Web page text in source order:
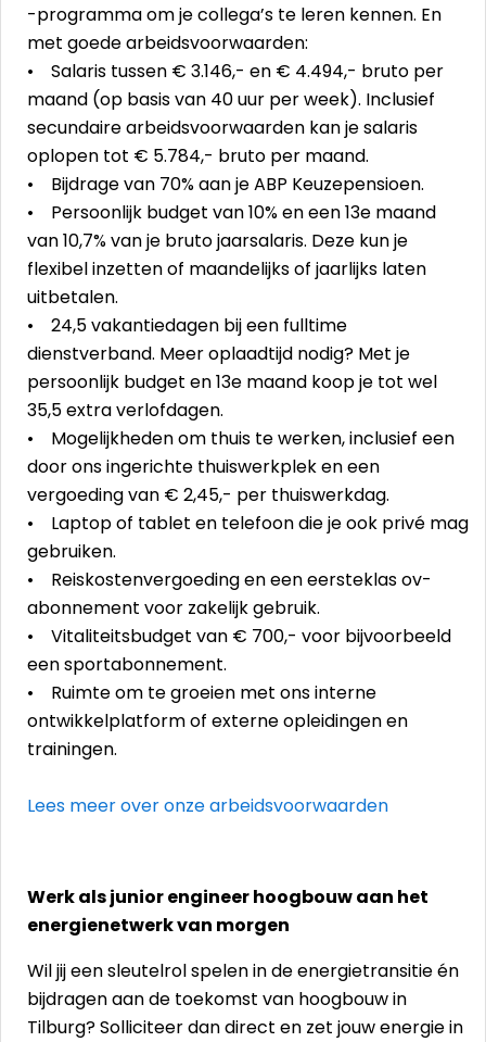
-programma om je collega’s te leren kennen. En
met goede arbeidsvoorwaarden:
• Salaris tussen € 3.146,- en € 4.494,- bruto per
maand (op basis van 40 uur per week). Inclusief
secundaire arbeidsvoorwaarden kan je salaris
oplopen tot € 5.784,- bruto per maand.
• Bijdrage van 70% aan je ABP Keuzepensioen.
• Persoonlijk budget van 10% en een 13e maand
van 10,7% van je bruto jaarsalaris. Deze kun je
flexibel inzetten of maandelijks of jaarlijks laten
uitbetalen.
• 24,5 vakantiedagen bij een fulltime
dienstverband. Meer oplaadtijd nodig? Met je
persoonlijk budget en 13e maand koop je tot wel
35,5 extra verlofdagen.
• Mogelijkheden om thuis te werken, inclusief een
door ons ingerichte thuiswerkplek en een
vergoeding van € 2,45,- per thuiswerkdag.
• Laptop of tablet en telefoon die je ook privé mag
gebruiken.
• Reiskostenvergoeding en een eersteklas ov-
abonnement voor zakelijk gebruik.
• Vitaliteitsbudget van € 700,- voor bijvoorbeeld
een sportabonnement.
• Ruimte om te groeien met ons interne
ontwikkelplatform of externe opleidingen en
trainingen.
Lees meer over onze arbeidsvoorwaarden
Werk als junior engineer hoogbouw aan het
energienetwerk van morgen
Wil jij een sleutelrol spelen in de energietransitie én
bijdragen aan de toekomst van hoogbouw in
Tilburg? Solliciteer dan direct en zet jouw energie in